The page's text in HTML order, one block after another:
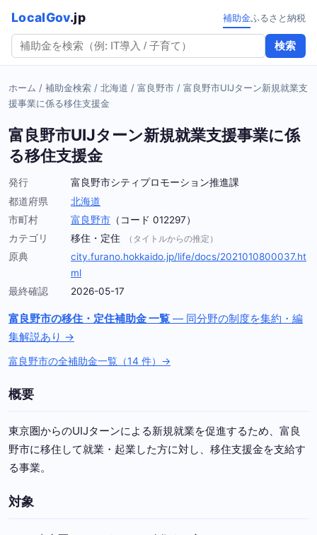
LocalGov.jp
検索
補助金ふるさと納税
ホーム / 補助金検索 / 北海道 / 富良野市 / 富良野市UIJターン新規就業支
援事業に係る移住支援金
富良野市UIJターン新規就業支援事業に係
る移住支援金
発行
富良野市シティプロモーション推進課
都道府県
北海道
市町村
富良野市 （コード 012297）
カテゴリ
移住・定住 （タイトルからの推定）
原典
city.furano.hokkaido.jp/life/docs/2021010800037.ht
ml
最終確認
2026-05-17
富良野市の移住・定住補助金 一覧 — 同分野の制度を集約・編
集解説あり →
富良野市の全補助金一覧（14 件）→
概要
東京圏からのUIJターンによる新規就業を促進するため、富良
野市に移住して就業・起業した方に対し、移住支援金を支給す
る事業。
対象